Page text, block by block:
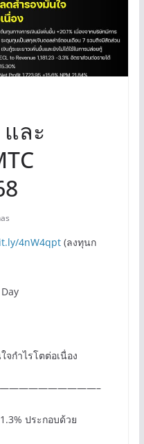
และ
4nW4qpt (ลงทุนก
กำไรโตต่อเนื่อง
ประกอบด้วย